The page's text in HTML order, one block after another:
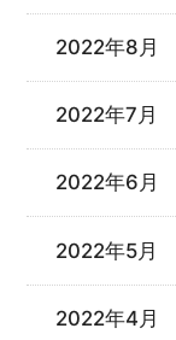
2022年8月
2022年7月
2022年6月
2022年5月
2022年4月